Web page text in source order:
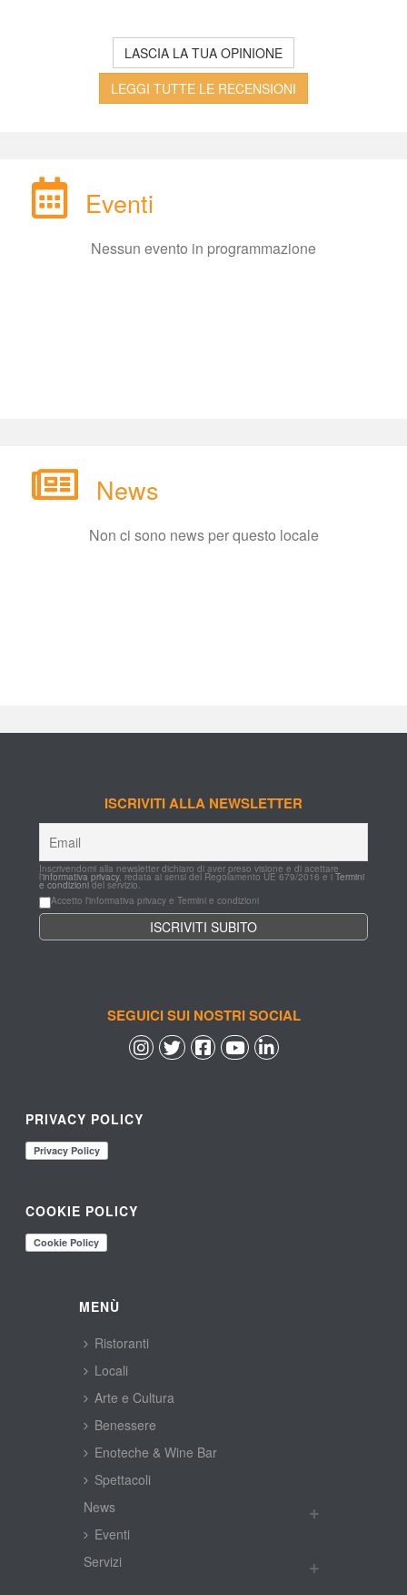
LASCIA LA TUA OPINIONE
LEGGI TUTTE LE RECENSIONI
Eventi
Nessun evento in programmazione
New
Non ci sono news per questo locale
ISCRIVITI ALLA NEWSLETTER
Inscrivendomi alla newsletter dichiaro di aver preso visione e di acettare
l'informativa privacy, redata ai sensi del Regolamento UE 679/2016 e i Termini
e condizioni del servizio.
Accetto l'informativa privacy e Termini e condizioni
SEGUICI SUI NOSTRI SOCIAL
PRIVACY POLICY
COOKIE POLICY
MENÙ
Ristoranti
Locali
Arte e Cultura
Benessere
Enoteche & Wine Bar
Spettacoli
New
Eventi
Servizi